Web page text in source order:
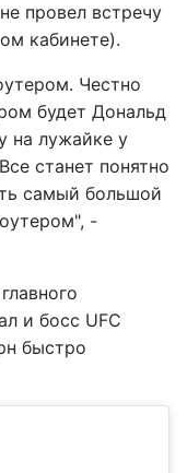
провел встречу
кабинете).
Честно
будет Дональд
на лужайке у
станет понятно
самый большой
-
и босс UFC
быстро